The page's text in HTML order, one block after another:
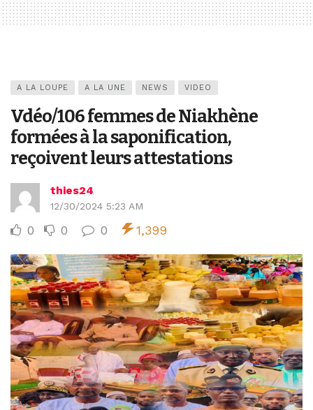
A LA LOUPE A LA UNE NEWS VIDEO
Vdéo/106 femmes de Niakhène
formées à la saponification,
reçoivent leurs attestations
thies24
12/30/2024 5:23 AM
0 0 0 1,399